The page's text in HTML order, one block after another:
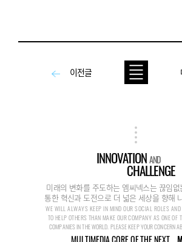
이전글
INNOVATIONAND
CHALLENGE
미래의 변화를 주도하는 엠씨넥스는 끊임
통한 혁신과 도전으로 더 넓은 세상을 향해
WE WILL ALWAYS KEEP IN MIND OUR SOCIAL ROLES
TO HELP OTHERS THAN MAKE OUR COMPANY AS ONE OF
COMPANIES IN THE WORLD. PLEASE KEEP YOUR CONCERN
MULTIMEDIA CORE OF THE NEXT...